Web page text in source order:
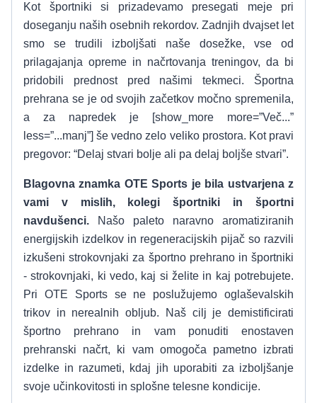
Kot športniki si prizadevamo presegati meje pri
doseganju naših osebnih rekordov. Zadnjih dvajset let
smo se trudili izboljšati naše dosežke, vse od
prilagajanja opreme in načrtovanja treningov, da bi
pridobili prednost pred našimi tekmeci. Športna
prehrana se je od svojih začetkov močno spremenila,
a za napredek je [show_more more=”Več...”
less=”...manj”] še vedno zelo veliko prostora. Kot pravi
pregovor: “Delaj stvari bolje ali pa delaj boljše stvari”.
Blagovna znamka OTE Sports je bila ustvarjena z
vami v mislih, kolegi športniki in športni
navdušenci. Našo paleto naravno aromatiziranih
energijskih izdelkov in regeneracijskih pijač so razvili
izkušeni strokovnjaki za športno prehrano in športniki
- strokovnjaki, ki vedo, kaj si želite in kaj potrebujete.
Pri OTE Sports se ne poslužujemo oglaševalskih
trikov in nerealnih obljub. Naš cilj je demistificirati
športno prehrano in vam ponuditi enostaven
prehranski načrt, ki vam omogoča pametno izbrati
izdelke in razumeti, kdaj jih uporabiti za izboljšanje
svoje učinkovitosti in splošne telesne kondicije.